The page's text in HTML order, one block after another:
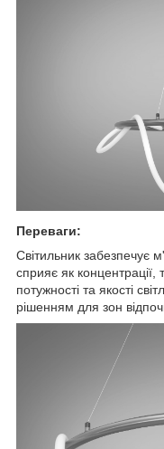
Переваги:
Світильник забезпечує
сприяє як концентрації,
потужності та якості
рішенням для зон